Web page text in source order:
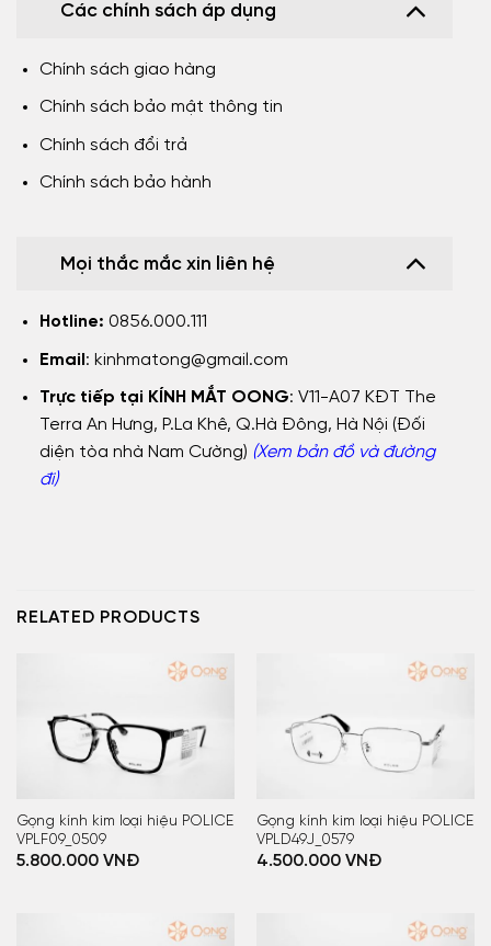
Các chính sách áp dụng
Chính sách giao hàng
Chính sách bảo mật thông tin
Chính sách đổi trả
Chính sách bảo hành
Mọi thắc mắc xin liên hệ
Hotline: 0856.000.111
Email : kinhmatong@gmail.com
Trực tiếp tại KÍNH MẮT OONG: V11-A07 KĐT The
Terra An Hưng, P.La Khê, Q.Hà Đông, Hà Nội (Đối
diện tòa nhà Nam Cường) (Xem bản đồ và đường
đi)
RELATED PRODUCTS
Gọng kính kim loại hiệu POLICE
VPLF09_0509
5.800.000VNĐ
Gọng kính kim loại hiệu POLICE
VPLD49J_0579
4.500.000VNĐ